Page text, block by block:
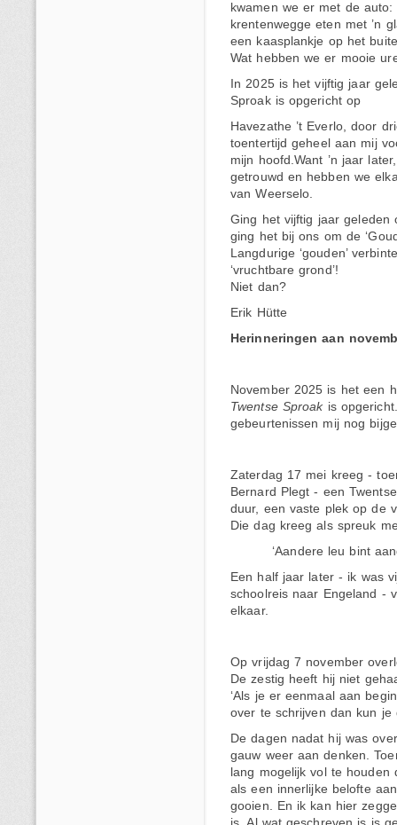
kwamen we er met de
krentenwegge eten met ’n
een kaasplankje op het
Wat hebben we er mooie
In 2025 is het vijftig jaar
Sproak is opgericht op
Havezathe ’t Everlo, door
toentertijd geheel aan mij
mijn hoofd.Want ’n jaar
getrouwd en hebben we
van Weerselo.
Ging het vijftig jaar geleden
ging het bij ons om de
Langdurige ‘gouden’
‘vruchtbare grond’!
Niet dan?
Erik Hütte
Herinneringen aan
November 2025 is het een
Twentse Sproakis
gebeurtenissen mij nog
Zaterdag 17 mei kreeg -
Bernard Plegt - een
duur, een vaste plek op de
Die dag kreeg als spreuk
‘Aandere leu bint
Een half jaar later - ik was
schoolreis naar Engeland -
elkaar.
Op vrijdag 7 november
De zestig heeft hij niet
‘Als je er eenmaal aan
over te schrijven dan kun je
De dagen nadat hij was
gauw weer aan denken.
lang mogelijk vol te
als een innerlijke belofte
gooien. En ik kan hier